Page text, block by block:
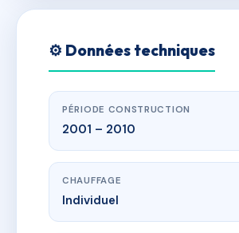
⚙️ Données techniques
PÉRIODE CONSTRUCTION
2001 – 2010
CHAUFFAGE
Individuel